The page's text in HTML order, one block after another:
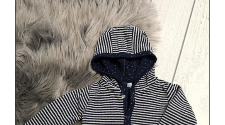
IN DEN WARENKORB / DETAILS